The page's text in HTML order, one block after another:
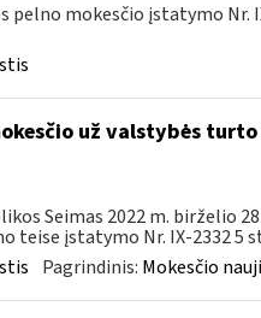
mokesčio įstatymo Nr.
už valstybės
Seimas 2022 m. birželio
teise įstatymo Nr. IX-2332 5
Pagrindinis: Mokesčio